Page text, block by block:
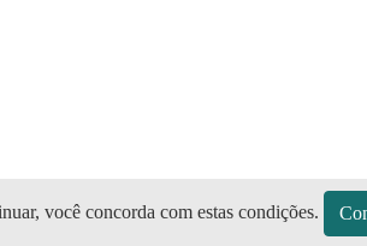
você concorda com estas condições.